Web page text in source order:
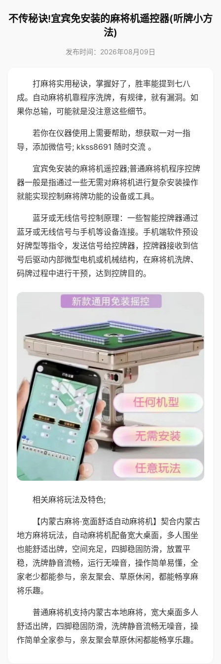
不传秘诀!宜宾免安装的麻将机遥控器(听牌小方
法)
发布时间：2026年08月09日
打麻将实用秘诀，掌握好了，胜率能提到七八
成。自动麻将机靠程序洗牌，有规律，就有漏洞。如
果你总输，可能就是没注意这些细节。
若你在仪器使用上需要帮助，想获取一对一指
导，添加微信号; kkss8691 随时交流 。
宜宾免安装的麻将机遥控器;普通麻将机程序控牌
器一般是指通过一些无需对麻将机进行复杂安装操作
就能实现控制麻将牌功能的设备或工具。
蓝牙或无线信号控制原理：一些智能控牌器通过
蓝牙或无线信号与手机等设备连接。手机端软件预设
好牌型等指令，发送信号给控牌器，控牌器接收到信
号后驱动内部微型电机或机械结构，在麻将机洗牌、
码牌过程中进行干预，达到控牌目的。
相关麻将玩法及特色;
【内蒙古麻将·宽面舒适自动麻将机】契合内蒙古
地方麻将玩法，自动麻将机配备宽大桌面，多人围坐
也能舒适出牌，空间充足，四脚稳固防滑，放置平
稳，洗牌静音流畅，运行无噪音，操作简单易懂，全
家老少都能参与，亲友聚会、草原休闲，都能畅享麻
将乐趣。
普通麻将机支持内蒙古本地麻将，宽大桌面多人
舒适出牌，四脚稳固防滑，洗牌静音流畅无噪音，操
作简单全家参与，亲友聚会草原休闲都能畅享乐趣。